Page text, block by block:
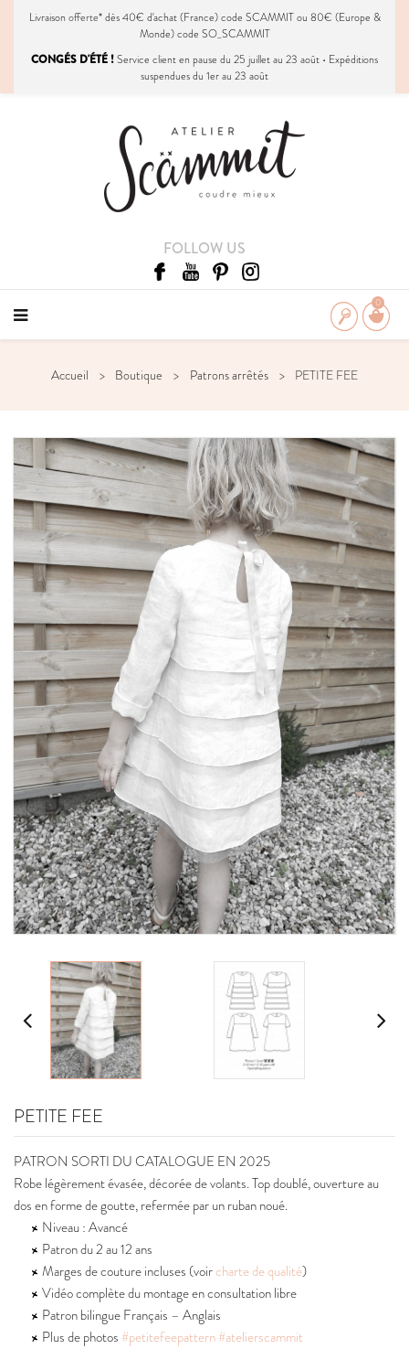
Livraison offerte* dès 40€ d'achat (France) code SCAMMIT ou 80€ (Europe &
Monde) code SO_SCAMMIT
CONGÉS D'ÉTÉ !Service client en pause du 25 juillet au 23 août • Expéditions
suspendues du 1er au 23 août
FOLLOW US
0
Accueil Boutique Patrons arrêtés PETITE FEE
PETITE FEE
PATRON SORTI DU CATALOGUE EN 2025
Robe légèrement évasée, décorée de volants. Top doublé, ouverture au
dos en forme de goutte, refermée par un ruban noué.
Niveau : Avancé
Patron du 2 au 12 ans
Marges de couture incluses (voircharte de qualité)
Vidéo complète du montage en consultation libre
Patron bilingue Français – Anglais
Plus de photos #petitefeepattern#atelierscammit